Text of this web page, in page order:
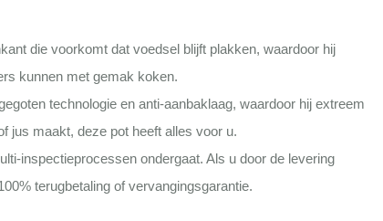
die voorkomt dat voedsel blijft plakken, waardoor hij
kunnen met gemak koken.
technologie en anti-aanbaklaag, waardoor hij extreem
jus maakt, deze pot heeft alles voor u.
inspectieprocessen ondergaat. Als u door de levering
terugbetaling of vervangingsgarantie.